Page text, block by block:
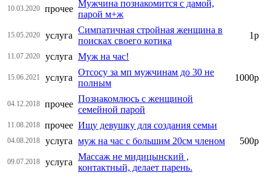
10.03.2020 прочее
Мужчина познакомится с дамой,
парой м+ж
15.05.2020 услуга
Симпатичная стройная женщина в
поисках своего котика
1р
11.07.2020 услуга Муж на час!
15.06.2021 услуга
Отсосу за мп мужчинам до 30 не
полным
1000р
04.12.2018 прочее
Познакомлюсь с женщиной
семейной парой
11.08.2018 прочее Ищу девушку для создания семьи
04.08.2018 услуга муж на час с большим 20см членом 500р
09.07.2018 услуга
Массаж не мидицынский ,
контактный, делает парень.